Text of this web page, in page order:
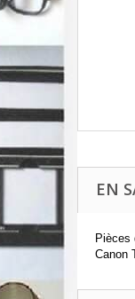
EN
Pièces
Canon